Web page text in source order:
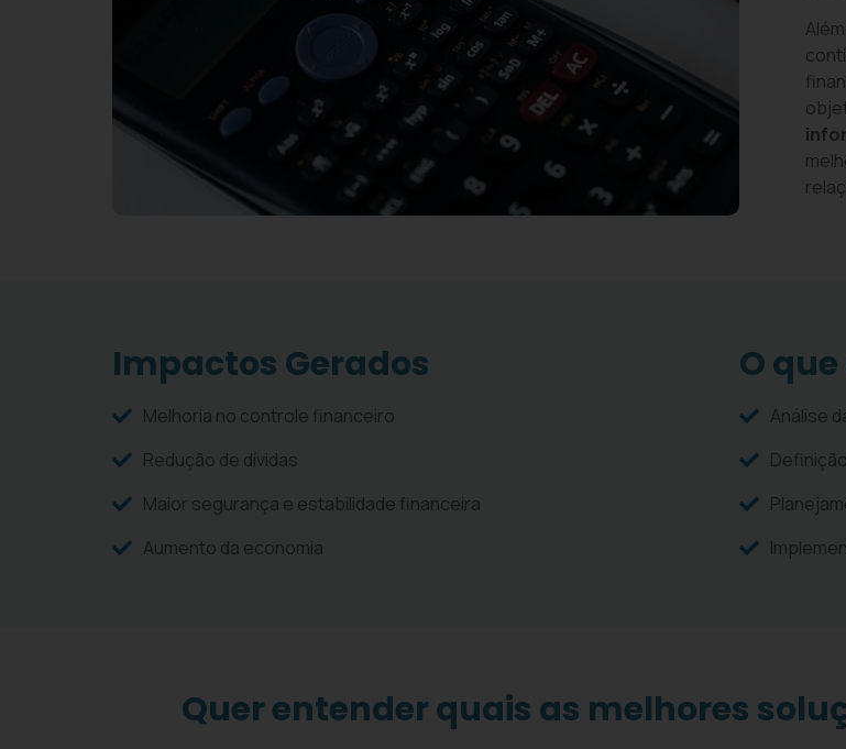
Impactos Gerados
Melhoria no controle financeiro
Redução de dívidas
Maior segurança e estabilidade financeira
Aumento da economia
O
Análise
Quer entender quais as melhores